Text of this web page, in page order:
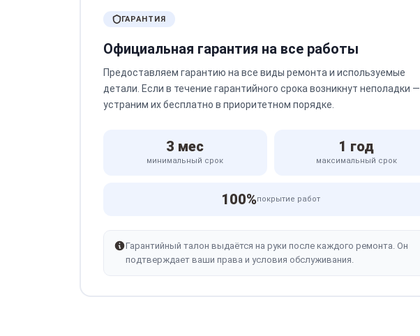
ГАРАНТИЯ
Официальная гарантия на все работы
Предоставляем гарантию на все виды ремонта и используемые
детали. Если в течение гарантийного срока возникнут неполадки —
устраним их бесплатно в приоритетном порядке.
3 мес
минимальный срок
1 год
максимальный срок
100%покрытие работ
Гарантийный талон выдаётся на руки после каждого ремонта. Он
подтверждает ваши права и условия обслуживания.